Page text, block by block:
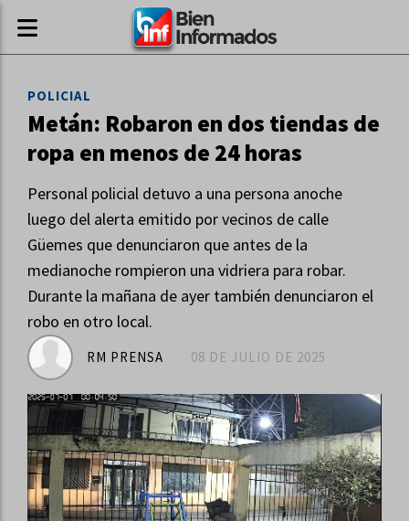
Metán: Robaron en dos tiendas de
ropa en menos de 24 horas
Personal policial detuvo a una persona anoche
luego del alerta emitido por vecinos de calle
Güemes que denunciaron que antes de la
medianoche rompieron una vidriera para robar.
Durante la mañana de ayer también denunciaron el
robo en otro local.
POLICIAL
08 DE JULIO DE 2025
RM PRENSA